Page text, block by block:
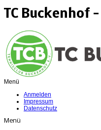
TC Buckenhof
Menü
Anmelden
Impressum
Datenschutz
Menü